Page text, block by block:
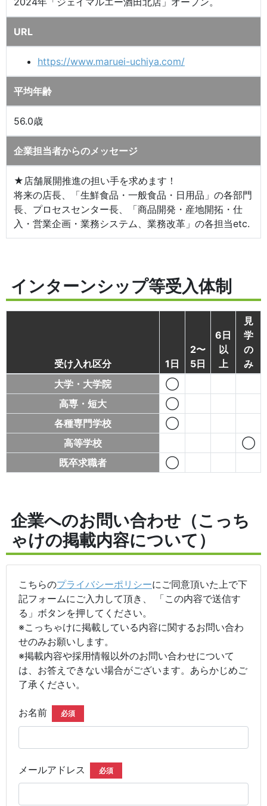
URL
https://www.maruei-uchiya.com/
平均年齢
56.0歳
企業担当者からのメッセージ
★店舗展開推進の担い手を求めます！
将来の店長、「生鮮食品・一般食品・日用品」の各部門
長、プロセスセンター長、「商品開発・産地開拓・仕
入・営業企画・業務システム、業務改革」の各担当etc.
インターンシップ等受入体制
受け入れ区分 1日
2〜
5日
6日
以
上
見
学
の
み
大学・大学院
◯
高専・短大
◯
各種専門学校
◯
高等学校
◯
既卒求職者
◯
企業へのお問い合わせ（こっち
ゃけの掲載内容について）
こちらのプライバシーポリシーにご同意頂いた上で下
記フォームにご入力して頂き、 「この内容で送信す
る」ボタンを押してください。
※こっちゃけに掲載している内容に関するお問い合わ
せのみお願いします。
※掲載内容や採用情報以外のお問い合わせについて
は、お答えできない場合がございます。あらかじめご
了承ください。
お名前 必須
メールアドレス 必須